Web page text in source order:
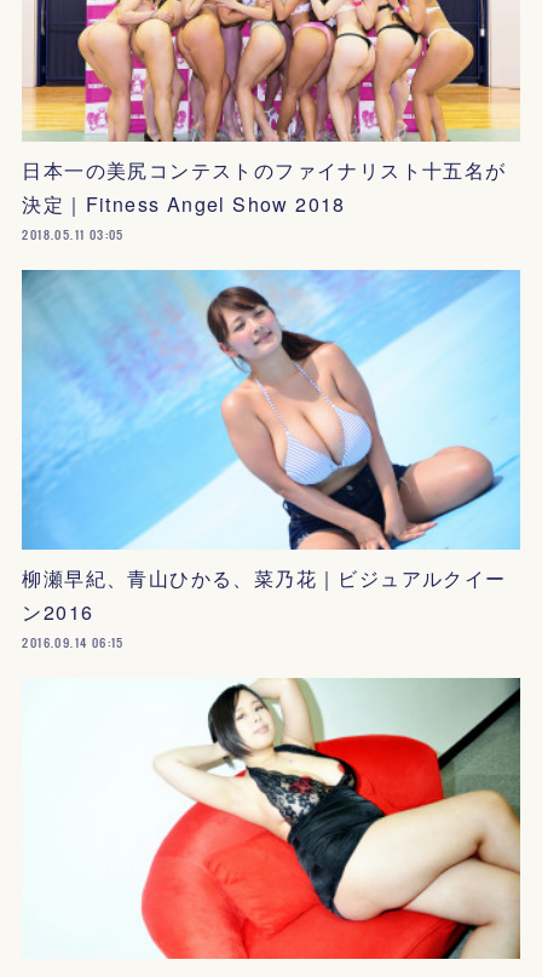
日本一の美尻コンテストのファイナリスト十五名が
決定｜Fitness Angel Show 2018
2018.05.11 03:05
柳瀬早紀、青山ひかる、菜乃花｜ビジュアルクイー
ン2016
2016.09.14 06:15